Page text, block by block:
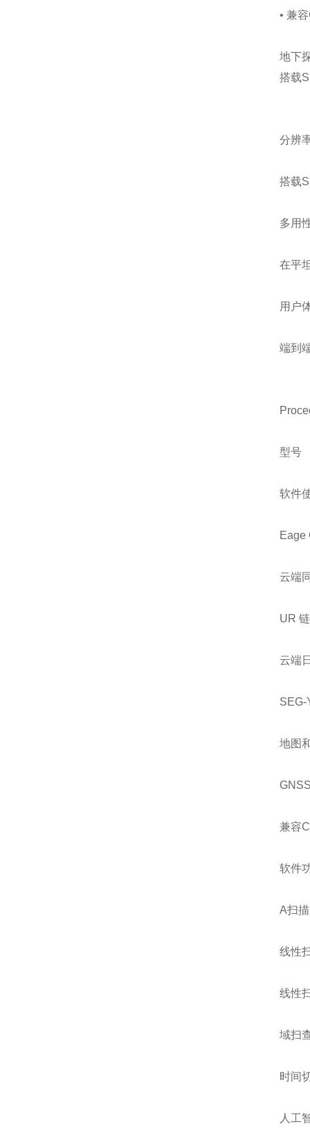
• 兼
地下
搭载
分辨
搭载
多用
在平
用户
端到
型
软件
Eage
云端
UR
云端
SEG-
地图
兼容
软件
A扫
线性
线性
域扫
时间
人工